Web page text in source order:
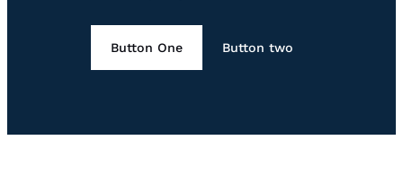
Button One Button two